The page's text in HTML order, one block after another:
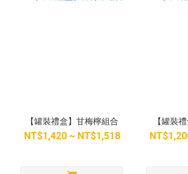
【罐裝禮盒】甘梅檸組合
NT$1,420 ~ NT$1,518
【罐裝